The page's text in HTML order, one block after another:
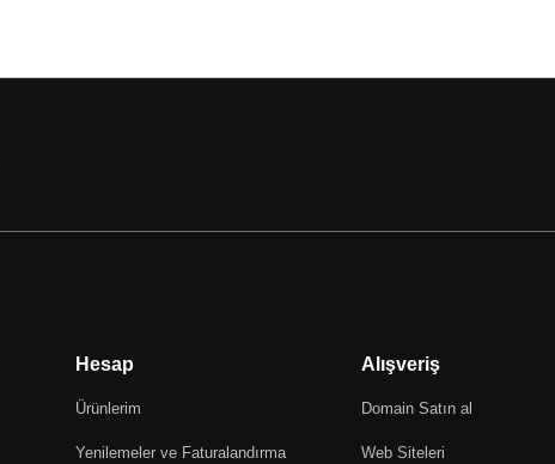
Hesap
Ürünlerim
Yenilemeler ve Faturalandırma
Alışveriş
Domain Satın al
Web Siteleri